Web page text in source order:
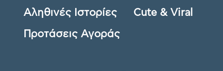
Αληθινές Ιστορίες Cute & Viral
Προτάσεις Αγοράς